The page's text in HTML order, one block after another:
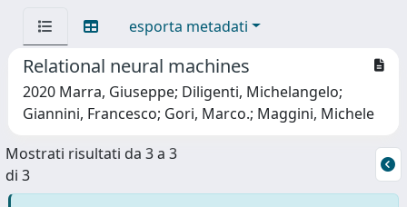
esporta metadati
Relational neural machines
2020 Marra, Giuseppe; Diligenti, Michelangelo;
Giannini, Francesco; Gori, Marco.; Maggini, Michele
Mostrati risultati da 3 a 3
di 3